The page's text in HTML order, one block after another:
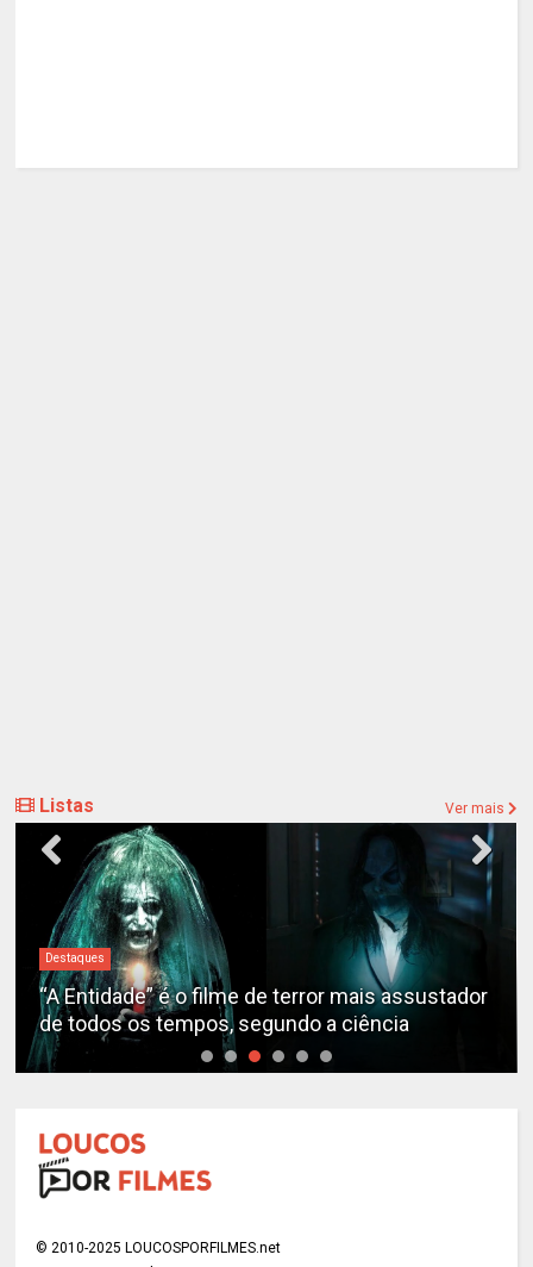
Listas Ver mais
Destaques
“A Entidade” é o filme de terror mais assustador
de todos os tempos, segundo a ciência
© 2010-2025 LOUCOSPORFILMES.net